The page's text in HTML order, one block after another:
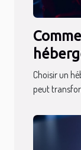
de jeu
Choisir un
peut